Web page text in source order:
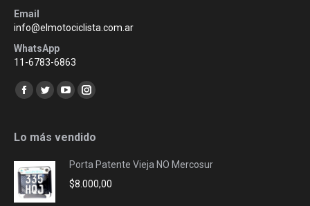
Email
info@elmotociclista.com.ar
WhatsApp
11-6783-6863
Encuéntranos en:
Facebook
opens
new
window
Twitter
opens
new
window
YouTube
opens
new
window
Instagram
opens
new
window
Lo más vendido
Porta Patente Vieja NO Mercosur
$8.000,00